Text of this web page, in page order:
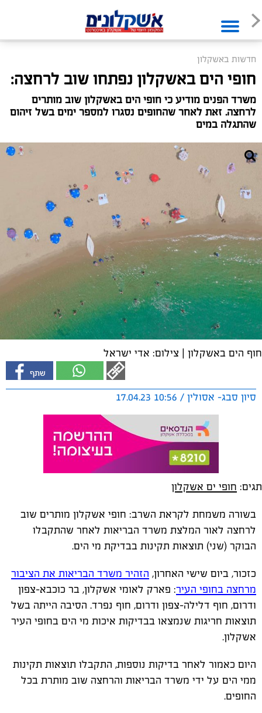
חדשות באשקלון
חופי הים באשקלון נפתחו שוב לרחצה:
משרד הפנים מודיע כי חופי הים באשקלון שוב מותרים
לרחצה. זאת לאחר שהחופים נסגרו למספר ימים בשל זיהום
שהתגלה במים
חוף הים באשקלון | צילום: אדי ישראל
סיון סבג- אסולין / 10:56 17.04.23
תגים: חופי ים אשקלון
בשורה משמחת לקראת השרב: חופי אשקלון מותרים שוב
לרחצה לאור המלצת משרד הבריאות לאחר שהתקבלו
הבוקר (שני) תוצאות תקינות בבדיקת מי הים.
כזכור, ביום שישי האחרון, הזהיר משרד הבריאות את הציבור
מרחצה בחופי העיר: פארק לאומי אשקלון, בר כוכבא-צפון
ודרום, חוף דלילה-צפון ודרום, חוף נפרד. הסיבה הייתה בשל
תוצאות חריגות שנמצאו בבדיקות איכות מי הים בחופי העיר
אשקלון.
היום כאמור לאחר בדיקות נוספות, התקבלו תוצאות תקינות
ממי הים על ידי משרד הבריאות והרחצה שוב מותרת בכל
החופים.